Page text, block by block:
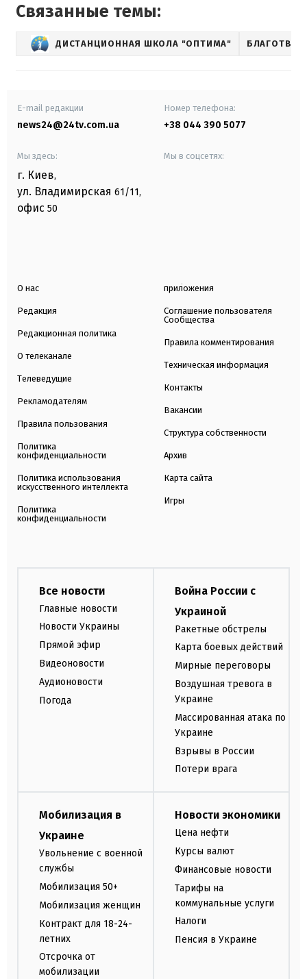
Связанные темы:
ДИСТАНЦИОННАЯ ШКОЛА "ОПТИМА"
E-mail редакции
news24@24tv.com.ua
Номер телефона:
+38 044 390 5077
Мы здесь:
г. Киев,
ул. Владимирская 61/11,
офис 50
Мы в соцсетях:
О нас
Редакция
Редакционная политика
О телеканале
Телеведущие
Рекламодателям
Правила пользования
Политика
конфиденциальности
Политика использования
искусственного интеллекта
Политика
конфиденциальности
приложения
Соглашение пользователя
Сообщества
Правила комментирования
Техническая информация
Контакты
Вакансии
Структура собственности
Архив
Карта сайта
Игры
Все новости
Главные новости
Новости Украины
Прямой эфир
Видеоновости
Аудионовости
Погода
Война России с
Украиной
Ракетные обстрелы
Карта боевых действий
Мирные переговоры
Воздушная тревога в
Украине
Массированная атака по
Украине
Взрывы в России
Потери врага
Мобилизация в
Украине
Увольнение с военной
службы
Мобилизация 50+
Мобилизация женщин
Контракт для 18-24-
летних
Отсрочка от
мобилизации
Новости экономики
Цена нефти
Курсы валют
Финансовые новости
Тарифы на
коммунальные услуги
Налоги
Пенсия в Украине